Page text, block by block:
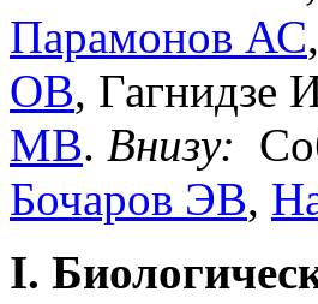
Парамонов АС,
ОВ, Гагнидзе
МВ. Внизу:
Бочаров ЭВ,
I.